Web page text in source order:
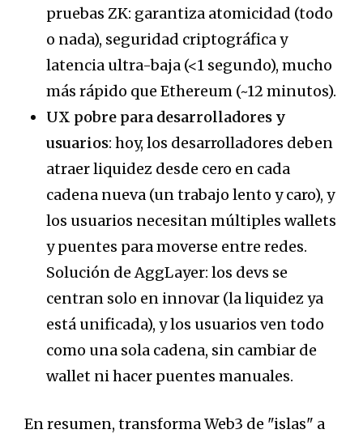
pruebas ZK: garantiza atomicidad (todo
o nada), seguridad criptográfica y
latencia ultra-baja (<1 segundo), mucho
más rápido que Ethereum (~12 minutos).
UX pobre para desarrolladores y
usuarios: hoy, los desarrolladores deben
atraer liquidez desde cero en cada
cadena nueva (un trabajo lento y caro), y
los usuarios necesitan múltiples wallets
y puentes para moverse entre redes.
Solución de AggLayer: los devs se
centran solo en innovar (la liquidez ya
está unificada), y los usuarios ven todo
como una sola cadena, sin cambiar de
wallet ni hacer puentes manuales.
En resumen, transforma Web3 de "islas" a